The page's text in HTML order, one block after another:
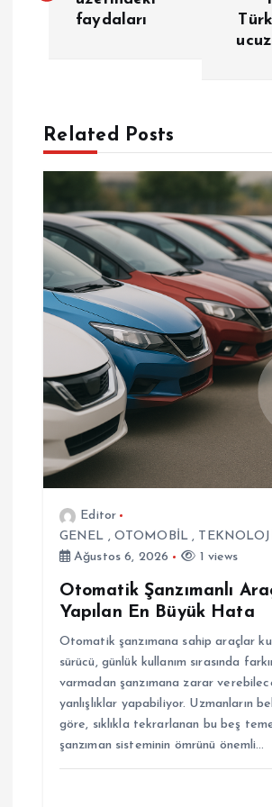
g
e
z
n
e
s
faydaları
Related Posts
Editor
GENEL , OTOMOBİL , TEKNOLOJİ
Ağustos 6, 2026
1 views
Otomatik Şanzımanlı
Yapılan En Büyük Hata
Otomatik şanzımana sahip araçlar
sürücü, günlük kullanım sırasında
varmadan şanzımana zarar
yanlışlıklar yapabiliyor. Uzmanların
göre, sıklıkla tekrarlanan bu beş
şanzıman sisteminin ömrünü önemli…